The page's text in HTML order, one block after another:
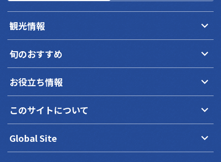
観光情報 keyboard_arrow_down
旬のおすすめ keyboard_arrow_down
お役立ち情報 keyboard_arrow_down
このサイトについて keyboard_arrow_down
Global Site keyboard_arrow_down